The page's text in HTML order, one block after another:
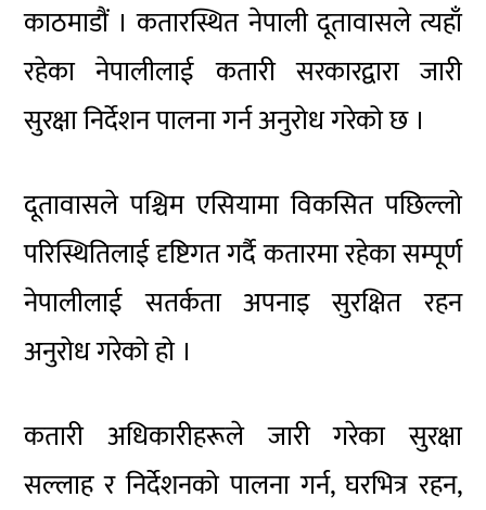
काठमाडौं । कतारस्थित नेपाली दूतावासले त्यहाँ
रहेका नेपालीलाई कतारी सरकारद्वारा जारी
सुरक्षा निर्देशन पालना गर्न अनुरोध गरेको छ ।
दूतावासले पश्चिम एसियामा विकसित पछिल्लो
परिस्थितिलाई दृष्टिगत गर्दै कतारमा रहेका सम्पूर्ण
नेपालीलाई सतर्कता अपनाइ सुरक्षित रहन
अनुरोध गरेको हो ।
कतारी अधिकारीहरूले जारी गरेका सुरक्षा
सल्लाह र निर्देशनको पालना गर्न, घरभित्र रहन,